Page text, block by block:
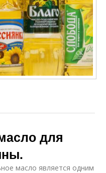
для
масло является одним